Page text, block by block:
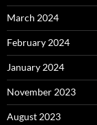
March 2024
February 2024
January 2024
November 2023
August 2023